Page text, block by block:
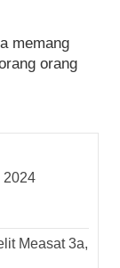
memang
orang
2024
Measat 3a,